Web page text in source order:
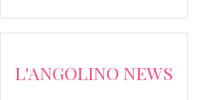
L'ANGOLINO NEWS